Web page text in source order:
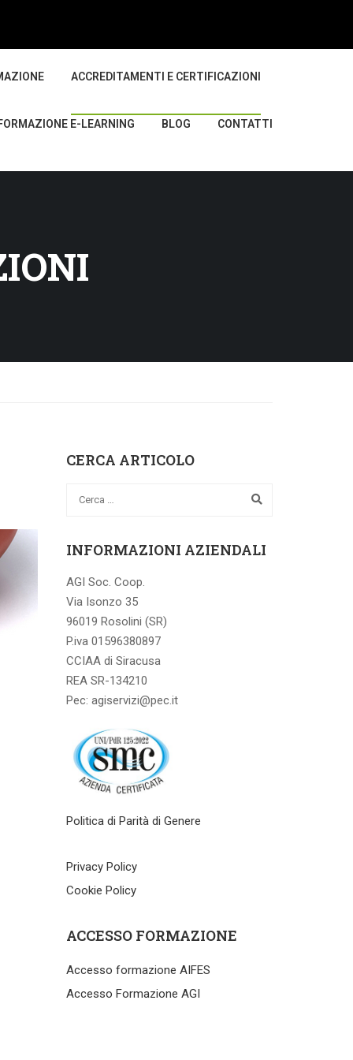
ACCREDITAMENTI E CERTIFICAZIONI
E-LEARNING BLOG CONTATTI
CERCA ARTICOLO
INFORMAZIONI AZIENDALI
AGI Soc. Coop.
Via Isonzo 35
96019 Rosolini (SR)
P.iva 01596380897
CCIAA di Siracusa
REA SR-134210
Pec: agiservizi@pec.it
Politica di Parità di Genere
Privacy Policy
Cookie Policy
ACCESSO FORMAZIONE
Accesso formazione AIFES
Accesso Formazione AGI